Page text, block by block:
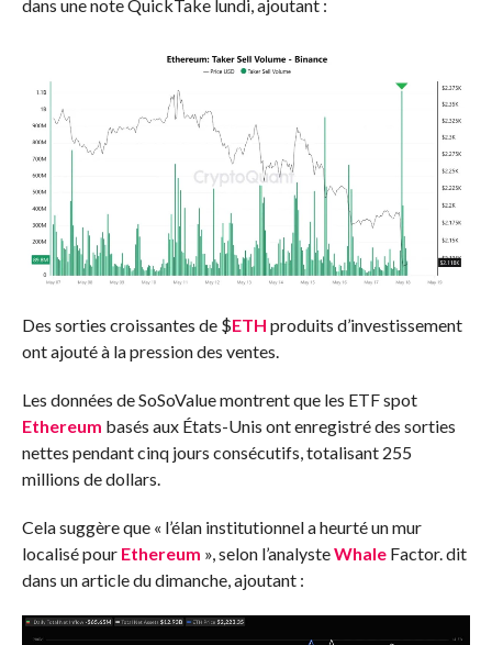
dans une note QuickTake lundi, ajoutant :
Des sorties croissantes de $ETH produits d’investissement
ont ajouté à la pression des ventes.
Les données de SoSoValue montrent que les ETF spot
Ethereum basés aux États-Unis ont enregistré des sorties
nettes pendant cinq jours consécutifs, totalisant 255
millions de dollars.
Cela suggère que « l’élan institutionnel a heurté un mur
localisé pour Ethereum », selon l’analysteWhaleFactor.dit
dans un article du dimanche, ajoutant :